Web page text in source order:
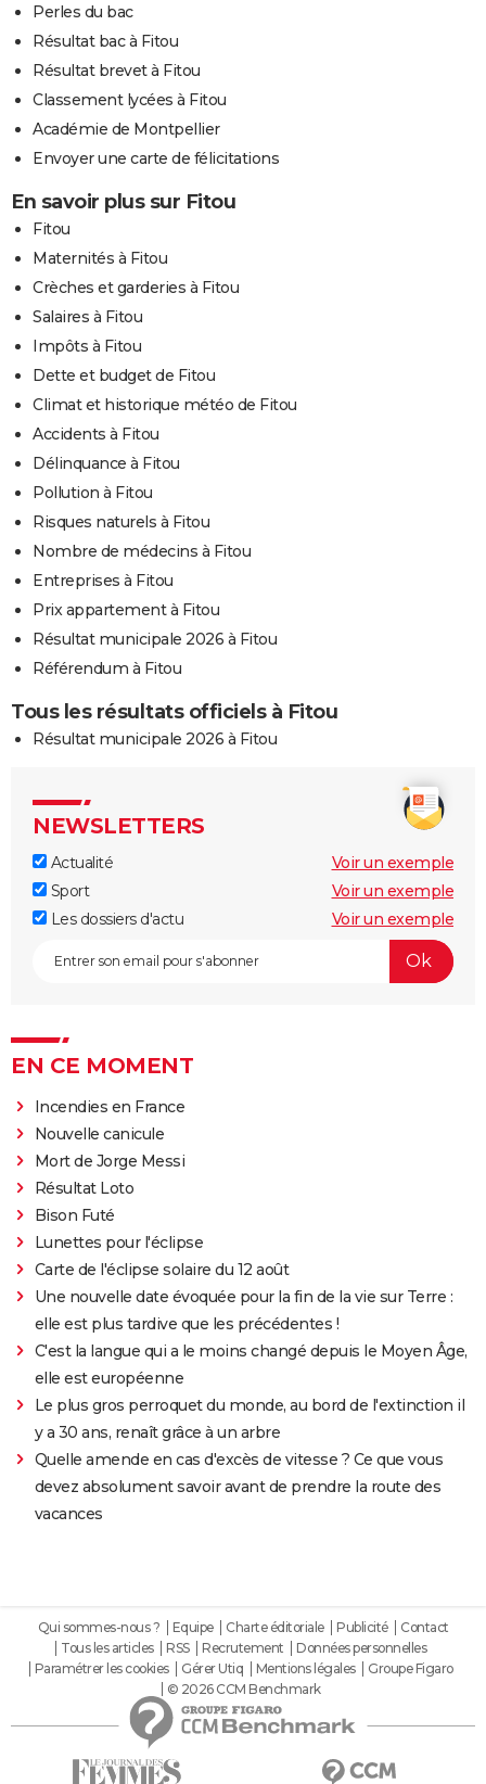
Perles du bac
Résultat bac à Fitou
Résultat brevet à Fitou
Classement lycées à Fitou
Académie de Montpellier
Envoyer une carte de félicitations
En savoir plus sur Fitou
Fitou
Maternités à Fitou
Crèches et garderies à Fitou
Salaires à Fitou
Impôts à Fitou
Dette et budget de Fitou
Climat et historique météo de Fitou
Accidents à Fitou
Délinquance à Fitou
Pollution à Fitou
Risques naturels à Fitou
Nombre de médecins à Fitou
Entreprises à Fitou
Prix appartement à Fitou
Résultat municipale 2026 à Fitou
Référendum à Fitou
Tous les résultats officiels à Fitou
Résultat municipale 2026 à Fitou
NEWSLETTERS
Actualité
Voir un exemple
Sport
Voir un exemple
Les dossiers d'actu
Voir un exemple
EN CE MOMENT
Incendies en France
Nouvelle canicule
Mort de Jorge Messi
Résultat Loto
Bison Futé
Lunettes pour l'éclipse
Carte de l'éclipse solaire du 12 août
Une nouvelle date évoquée pour la fin de la vie sur Terre :
elle est plus tardive que les précédentes !
C'est la langue qui a le moins changé depuis le Moyen Âge,
elle est européenne
Le plus gros perroquet du monde, au bord de l'extinction il
y a 30 ans, renaît grâce à un arbre
Quelle amende en cas d'excès de vitesse ? Ce que vous
devez absolument savoir avant de prendre la route des
vacances
Qui sommes-nous ? Equipe Charte éditoriale Publicité
Contact
Tous les articles
RSS Recrutement
Données personnelles
Paramétrer les cookies
Gérer Utiq Mentions légales
Groupe Figaro
© 2026 CCM Benchmark